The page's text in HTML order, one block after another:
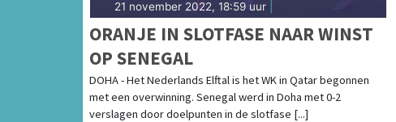
21 november 2022, 18:59 uur
ORANJE IN SLOTFASE NAAR WINST
OP SENEGAL
DOHA - Het Nederlands Elftal is het WK in Qatar begonnen
met een overwinning. Senegal werd in Doha met 0-2
verslagen door doelpunten in de slotfase [...]